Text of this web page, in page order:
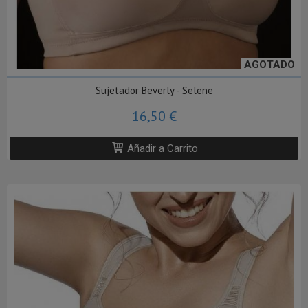
AGOTADO
Sujetador Beverly - Selene
16,50 €
Añadir a Carrito